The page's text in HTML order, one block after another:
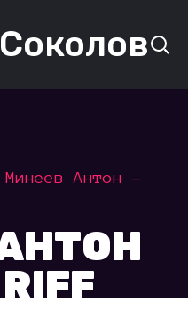
Минеев Антон –